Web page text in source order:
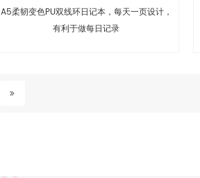
A5柔韧变色PU双线环日记本，每天一页设计，
有利于做每日记录